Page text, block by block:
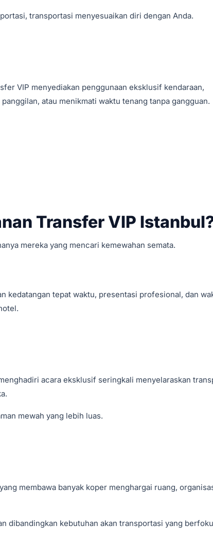
transportasi menyesuaikan diri dengan Anda.
VIP menyediakan penggunaan eksklusif kendaraan,
atau menikmati waktu tenang tanpa gangguan.
Transfer VIP
mereka yang mencari kemewahan semata.
kedatangan tepat waktu, presentasi profesional, dan
acara eksklusif seringkali menyelaraskan
mewah yang lebih luas.
membawa banyak koper menghargai ruang,
dibandingkan kebutuhan akan transportasi yang